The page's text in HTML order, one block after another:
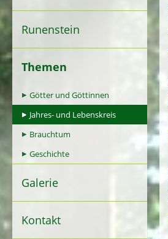
Runenstein
Themen
Götter und Göttinnen
Jahres- und Lebenskreis
Brauchtum
Geschichte
Galerie
Kontakt